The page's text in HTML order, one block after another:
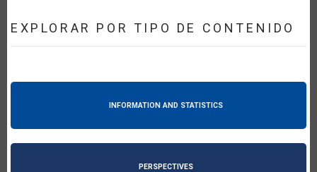
EXPLORAR POR TIPO DE CONTENIDO
INFORMATION AND STATISTICS
PERSPECTIVES